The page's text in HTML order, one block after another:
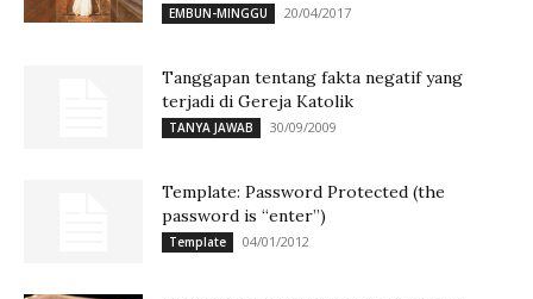
EMBUN-MINGGU 20/04/2017
Tanggapan tentang fakta negatif yang
terjadi di Gereja Katolik
TANYA JAWAB 30/09/2009
Template: Password Protected (the
password is “enter”)
Template 04/01/2012